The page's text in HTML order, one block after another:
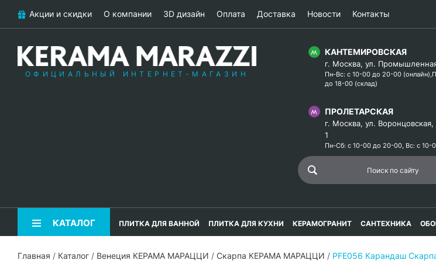
Акции и скидки О компании 3D дизайн Оплата Доставка Новости Контакты
ОФИЦИАЛЬНЫЙ ИНТЕРНЕТ-МАГАЗИН
КАНТЕМИРОВСКАЯ
г. Москва, ул.
Пн-Вс: с 10-00 до 20-00
до 18-00 (склад)
ПРОЛЕТАРСКАЯ
г. Москва, ул.
1
Пн-Сб: с 10-00 до 20-00, Вс: с 10-
КАТАЛОГ ПЛИТКА ДЛЯ ВАННОЙ ПЛИТКА ДЛЯ КУХНИ КЕРАМОГРАНИТ САНТЕХНИКА
Главная / Каталог / Венеция КЕРАМА МАРАЦЦИ / Скарпа КЕРАМА МАРАЦЦИ / PFE056 Карандаш